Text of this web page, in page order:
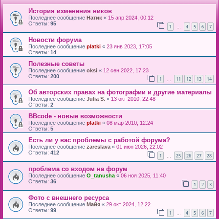
История изменения ников
Последнее сообщение Натик « 15 апр 2024, 00:12
Ответы: 95 1 … 4 5 6 7
Новости форума
Последнее сообщение platki « 23 янв 2023, 17:05
Ответы: 14
Полезные советы
Последнее сообщение oksi « 12 сен 2022, 17:23
Ответы: 200 1 11 12 13 14
Об авторских правах на фотографии и другие материалы
Последнее сообщение Julia S. « 13 окт 2010, 22:48
Ответы: 2
BBcode - новые возможности
Последнее сообщение platki « 08 мар 2010, 12:24
Ответы: 5
Есть ли у вас проблемы с работой форума?
Последнее сообщение zareslava « 01 июн 2026, 22:02
Ответы: 412 1 … 25 26 27 28
проблема со входом на форум
Последнее сообщение O_tanusha « 06 ноя 2025, 11:40
Ответы: 36 1 2 3
Фото с внешнего ресурса
Последнее сообщение Майя « 29 окт 2024, 12:22
Ответы: 99 1 4 5 6 7